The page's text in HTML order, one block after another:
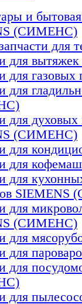
и
(СИМЕНС)
для
для
для
для
(СИМЕНС)
для
для
для
для
(СИМЕНС)
для
для
для
для